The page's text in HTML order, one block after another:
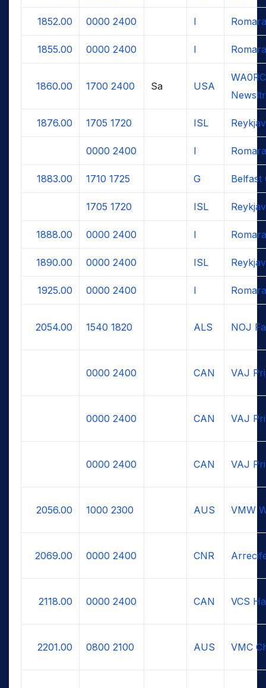
1852.00 0000 2400 I
1855.00 0000 2400 I
1860.00 1700 2400 Sa USA
1876.00 1705 1720 ISL
0000 2400 I
1883.00 1710 1725 G Belfast
1705 1720 ISL
1888.00 0000 2400 I
1890.00 0000 2400 ISL
1925.00 0000 2400 I
2054.00 1540 1820 ALS NOJ
0000 2400 CAN VAJ
0000 2400 CAN VAJ
0000 2400 CAN VAJ
2056.00 1000 2300 AUS VMW
2069.00 0000 2400 CNR
2118.00 0000 2400 CAN VCS
2201.00 0800 2100 AUS VMC